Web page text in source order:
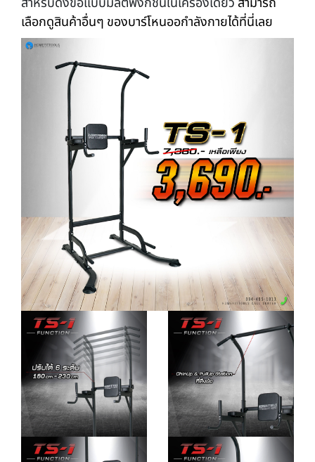
เลือกดูสินค้าอื่นๆ ของบาร์โหนออกำลังกายได้ที่นี่เลย